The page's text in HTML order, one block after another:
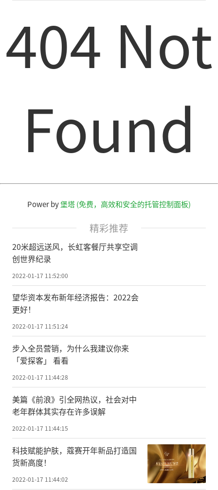
404 Not
Found
Power by堡塔 (免费，高效和安全的托管控制面板)
精彩推荐
20米超远送风，长虹客餐厅共享空调
创世界纪录
2022-01-17 11:52:00
望华资本发布新年经济报告：2022会
更好！
2022-01-17 11:51:24
步入全员营销，为什么我建议你来
「爱探客」 看看
2022-01-17 11:44:28
美篇《前浪》引全网热议，社会对中
老年群体其实存在许多误解
2022-01-17 11:44:15
科技赋能护肤，蔻赛开年新品打造国
货新高度！
2022-01-17 11:44:02